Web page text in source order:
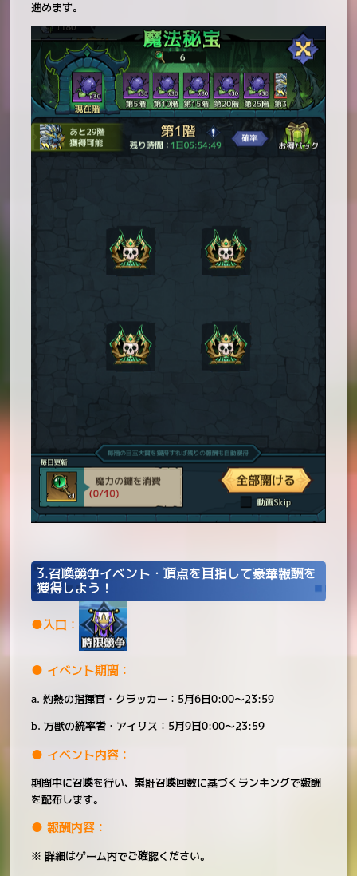
進めます。
3.召喚競争イベント・頂点を目指して豪華報酬を
獲得しよう！
●入口：
● イベント期間：
a. 灼熱の指揮官・クラッカー：5月6日0:00～23:59
b. 万獣の統率者・アイリス：5月9日0:00～23:59
● イベント内容：
期間中に召喚を行い、累計召喚回数に基づくランキングで報酬
を配布します。
● 報酬内容：
※ 詳細はゲーム内でご確認ください。